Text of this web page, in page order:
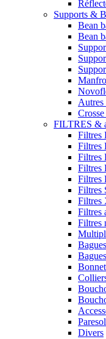
Supports &
Bean
Bean
Autres
FILTRES &
Filtres
Filtres
Filtres
Filtres
Filtres
Filtres
Filtres
Filtres
Filtres
Divers